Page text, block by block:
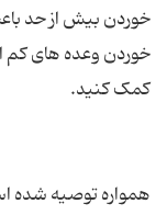
خوردن بیش از حد
خوردن وعده های کم
کمک کنید.
همواره توصیه شده